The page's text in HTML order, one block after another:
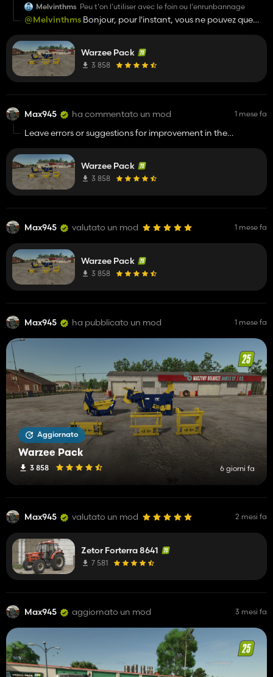
Melvinthms Peu t'on l'utiliser avec le foin ou l'enrunbannage
@Melvinthms Bonjour, pour l'instant, vous ne pouvez que
Warzee Pack
3 858
Max945 ha commentato un mod 1 mese fa
Leave errors or suggestions for improvement in the
Warzee Pack
3 858
Max945 valutato un mod 1 mese fa
Warzee Pack
3 858
Max945 ha pubblicato un mod 1 mese fa
Aggiornato
Warzee Pack
3 858 6 giorni fa
Max945 valutato un mod 2 mesi fa
Zetor Forterra 8641
7 581
Max945 aggiornato un mod 3 mesi fa